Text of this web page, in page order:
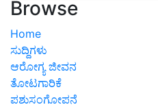
Browse
Home
ಸುದ್ದಿಗಳು
ಆರೋಗ್ಯ ಜೀವನ
ತೋಟಗಾರಿಕೆ
ಪಶುಸಂಗೋಪನೆ